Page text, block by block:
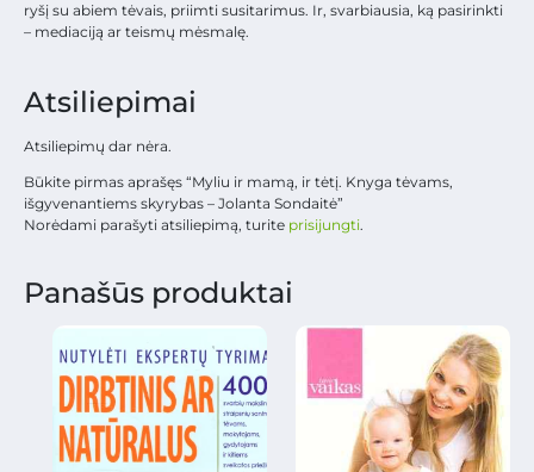
ryšį su abiem tėvais, priimti susitarimus. Ir, svarbiausia, ką pasirinkti
– mediaciją ar teismų mėsmalę.
Atsiliepimai
Atsiliepimų dar nėra.
Būkite pirmas aprašęs “Myliu ir mamą, ir tėtį. Knyga tėvams,
išgyvenantiems skyrybas – Jolanta Sondaitė”
Norėdami parašyti atsiliepimą, turite prisijungti.
Panašūs produktai